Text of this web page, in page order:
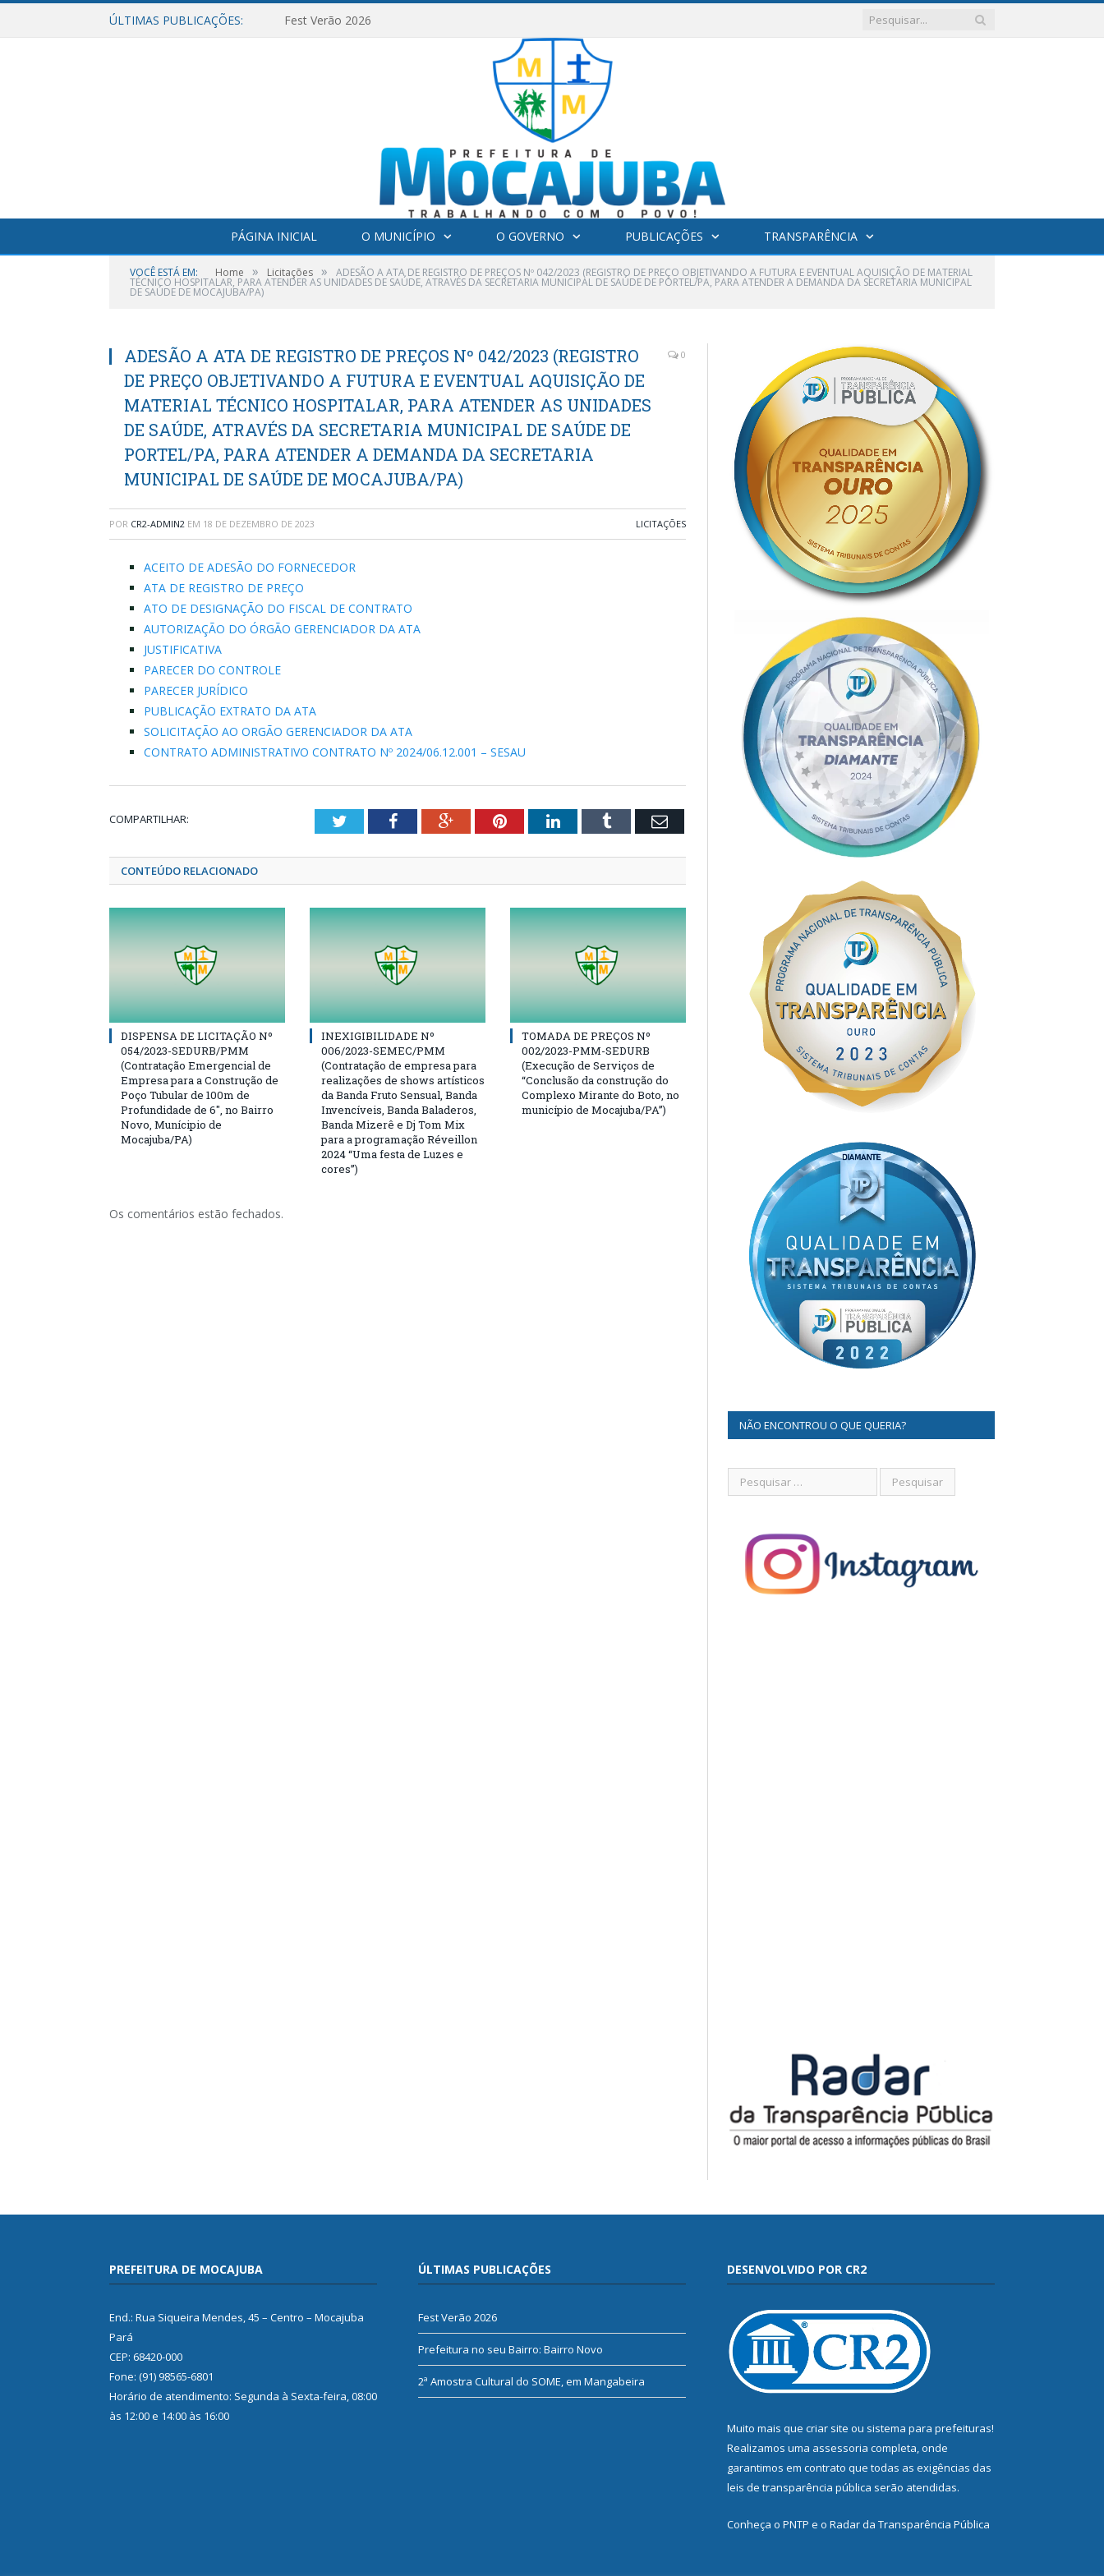
ÚLTIMAS PUBLICAÇÕES: Fest Verão 2026
PÁGINA INICIAL O MUNICÍPIO O GOVERNO PUBLICAÇÕES TRANSPARÊNCIA
VOCÊ ESTÁ EM: Home » Licitações » ADESÃO A ATA DE REGISTRO DE PREÇOS Nº 042/2023 (REGISTRO DE PREÇO OBJETIVANDO A FUTURA E EVENTUAL AQUISIÇÃO DE MATERIAL
TÉCNICO HOSPITALAR, PARA ATENDER AS UNIDADES DE SAÚDE, ATRAVÉS DA SECRETARIA MUNICIPAL DE SAÚDE DE PORTEL/PA, PARA ATENDER A DEMANDA DA SECRETARIA MUNICIPAL
DE SAÚDE DE MOCAJUBA/PA)
ADESÃO A ATA DE REGISTRO DE PREÇOS Nº 042/2023 (REGISTRO
DE PREÇO OBJETIVANDO A FUTURA E EVENTUAL AQUISIÇÃO DE
MATERIAL TÉCNICO HOSPITALAR, PARA ATENDER AS UNIDADES
DE SAÚDE, ATRAVÉS DA SECRETARIA MUNICIPAL DE SAÚDE DE
PORTEL/PA, PARA ATENDER A DEMANDA DA SECRETARIA
MUNICIPAL DE SAÚDE DE MOCAJUBA/PA)
0
POR CR2-ADMIN2 EM 18 DE DEZEMBRO DE 2023 LICITAÇÕES
ACEITO DE ADESÃO DO FORNECEDOR
ATA DE REGISTRO DE PREÇO
ATO DE DESIGNAÇÃO DO FISCAL DE CONTRATO
AUTORIZAÇÃO DO ÓRGÃO GERENCIADOR DA ATA
JUSTIFICATIVA
PARECER DO CONTROLE
PARECER JURÍDICO
PUBLICAÇÃO EXTRATO DA ATA
SOLICITAÇÃO AO ORGÃO GERENCIADOR DA ATA
CONTRATO ADMINISTRATIVO CONTRATO Nº 2024/06.12.001 – SESAU
COMPARTILHAR: TwitterFacebookGoogle+PinterestLinkedInTumblr Email
CONTEÚDO RELACIONADO
DISPENSA DE LICITAÇÃO Nº
054/2023-SEDURB/PMM
(Contratação Emergencial de
Empresa para a Construção de
Poço Tubular de 100m de
Profundidade de 6″, no Bairro
Novo, Munícipio de
Mocajuba/PA)
INEXIGIBILIDADE Nº
006/2023-SEMEC/PMM
(Contratação de empresa para
realizações de shows artísticos
da Banda Fruto Sensual, Banda
Invencíveis, Banda Baladeros,
Banda Mizerê e Dj Tom Mix
para a programação Réveillon
2024 “Uma festa de Luzes e
cores”)
TOMADA DE PREÇOS Nº
002/2023-PMM-SEDURB
(Execução de Serviços de
“Conclusão da construção do
Complexo Mirante do Boto, no
município de Mocajuba/PA”)
Os comentários estão fechados.
NÃO ENCONTROU O QUE QUERIA?
PREFEITURA DE MOCAJUBA
End.: Rua Siqueira Mendes, 45 – Centro – Mocajuba
Pará
CEP: 68420-000
Fone: (91) 98565-6801
Horário de atendimento: Segunda à Sexta-feira, 08:00
às 12:00 e 14:00 às 16:00
ÚLTIMAS PUBLICAÇÕES
Fest Verão 2026
Prefeitura no seu Bairro: Bairro Novo
2ª Amostra Cultural do SOME, em Mangabeira
DESENVOLVIDO POR CR2
Muito mais que criar site ou sistema para prefeituras!
Realizamos uma assessoria completa, onde
garantimos em contrato que todas as exigências das
leis de transparência pública serão atendidas.
Conheça o PNTP e o Radar da Transparência Pública